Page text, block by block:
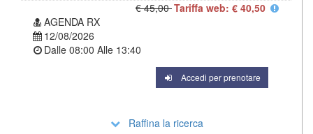
€ 45,00Tariffa web: € 40,50
AGENDA RX
12/08/2026
Dalle 08:00 Alle 13:40
Accedi per prenotare
Raffina la ricerca